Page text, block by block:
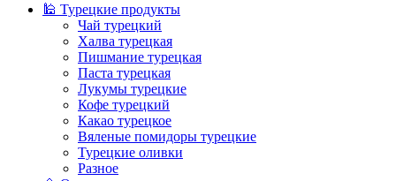
🕌 Турецкие продукты
Чай турецкий
Халва турецкая
Пишмание турецкая
Паста турецкая
Лукумы турецкие
Кофе турецкий
Какао турецкое
Вяленые помидоры турецкие
Турецкие оливки
Разное